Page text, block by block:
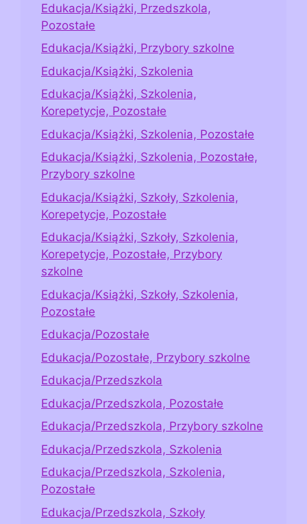
Edukacja/Książki, Przedszkola,
Pozostałe
Edukacja/Książki, Przybory szkolne
Edukacja/Książki, Szkolenia
Edukacja/Książki, Szkolenia,
Korepetycje, Pozostałe
Edukacja/Książki, Szkolenia, Pozostałe
Edukacja/Książki, Szkolenia, Pozostałe,
Przybory szkolne
Edukacja/Książki, Szkoły, Szkolenia,
Korepetycje, Pozostałe
Edukacja/Książki, Szkoły, Szkolenia,
Korepetycje, Pozostałe, Przybory
szkolne
Edukacja/Książki, Szkoły, Szkolenia,
Pozostałe
Edukacja/Pozostałe
Edukacja/Pozostałe, Przybory szkolne
Edukacja/Przedszkola
Edukacja/Przedszkola, Pozostałe
Edukacja/Przedszkola, Przybory szkolne
Edukacja/Przedszkola, Szkolenia
Edukacja/Przedszkola, Szkolenia,
Pozostałe
Edukacja/Przedszkola, Szkoły